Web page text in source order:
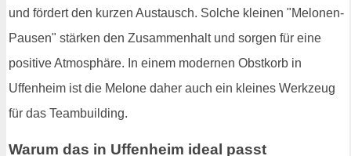
und fördert den kurzen Austausch. Solche kleinen "Melonen-
Pausen" stärken den Zusammenhalt und sorgen für eine
positive Atmosphäre. In einem modernen Obstkorb in
Uffenheim ist die Melone daher auch ein kleines Werkzeug
für das Teambuilding.
Warum das in Uffenheim ideal passt